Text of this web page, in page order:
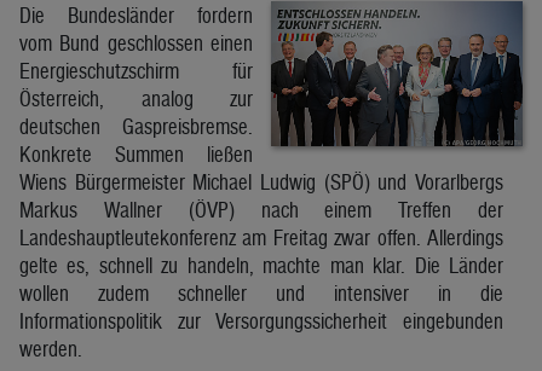
Die Bundesländer fordern
vom Bund geschlossen einen
Energieschutzschirm für
Österreich, analog zur
deutschen Gaspreisbremse.
Konkrete Summen ließen
Wiens Bürgermeister Michael Ludwig (SPÖ) und Vorarlbergs
Markus Wallner (ÖVP) nach einem Treffen der
Landeshauptleutekonferenz am Freitag zwar offen. Allerdings
gelte es, schnell zu handeln, machte man klar. Die Länder
wollen zudem schneller und intensiver in die
Informationspolitik zur Versorgungssicherheit eingebunden
werden.